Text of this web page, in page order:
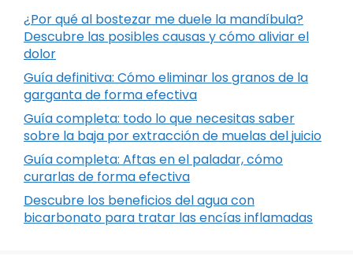
¿Por qué al bostezar me duele la mandíbula?
Descubre las posibles causas y cómo aliviar el
dolor
Guía definitiva: Cómo eliminar los granos de la
garganta de forma efectiva
Guía completa: todo lo que necesitas saber
sobre la baja por extracción de muelas del juicio
Guía completa: Aftas en el paladar, cómo
curarlas de forma efectiva
Descubre los beneficios del agua con
bicarbonato para tratar las encías inflamadas